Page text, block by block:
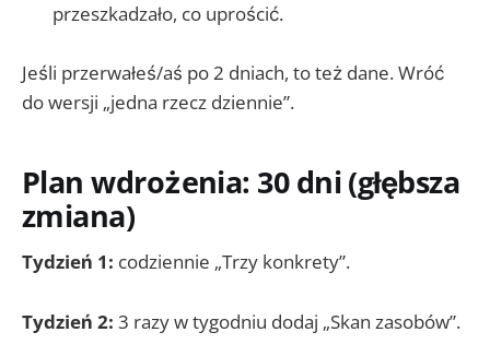
przeszkadzało, co uprościć.
Jeśli przerwałeś/aś po 2 dniach, to też dane. Wróć
do wersji „jedna rzecz dziennie”.
Plan wdrożenia: 30 dni (głębsza
zmiana)
Tydzień 1: codziennie „Trzy konkrety”.
Tydzień 2: 3 razy w tygodniu dodaj „Skan zasobów”.